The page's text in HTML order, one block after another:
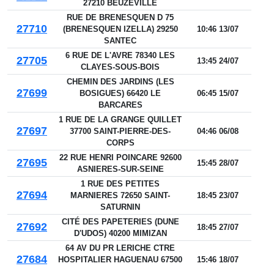
27210 BEUZEVILLE
27710
RUE DE BRENESQUEN D 75
(BRENESQUEN IZELLA) 29250
SANTEC
10:46 13/07
27705
6 RUE DE L'AVRE 78340 LES
CLAYES-SOUS-BOIS
13:45 24/07
27699
CHEMIN DES JARDINS (LES
BOSIGUES) 66420 LE
BARCARES
06:45 15/07
27697
1 RUE DE LA GRANGE QUILLET
37700 SAINT-PIERRE-DES-
CORPS
04:46 06/08
27695
22 RUE HENRI POINCARE 92600
ASNIERES-SUR-SEINE
15:45 28/07
27694
1 RUE DES PETITES
MARNIERES 72650 SAINT-
SATURNIN
18:45 23/07
27692
CITÉ DES PAPETERIES (DUNE
D'UDOS) 40200 MIMIZAN
18:45 27/07
27684
64 AV DU PR LERICHE CTRE
HOSPITALIER HAGUENAU 67500
15:46 18/07